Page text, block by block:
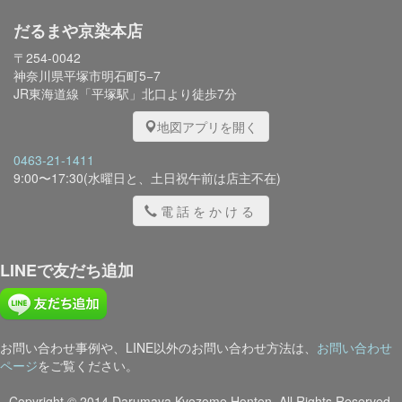
だるまや京染本店
〒254-0042
神奈川県平塚市明石町5−7
JR東海道線「平塚駅」北口より徒歩7分
地図アプリを開く
0463-21-1411
9:00〜17:30(水曜日と、土日祝午前は店主不在)
電話をかける
LINEで友だち追加
お問い合わせ事例や、LINE以外のお問い合わせ方法は、 お問い合わせ
ページをご覧ください。